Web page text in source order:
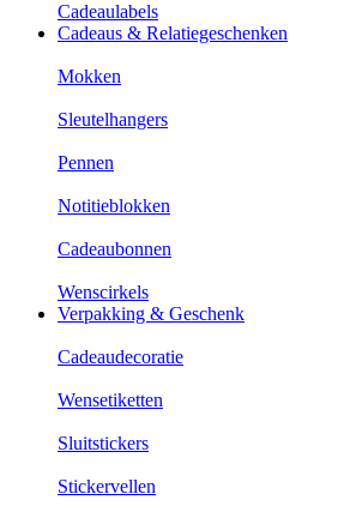
Cadeaulabels
Cadeaus & Relatiegeschenken
Mokken
Sleutelhangers
Pennen
Notitieblokken
Cadeaubonnen
Wenscirkels
Verpakking & Geschenk
Cadeaudecoratie
Wensetiketten
Sluitstickers
Stickervellen